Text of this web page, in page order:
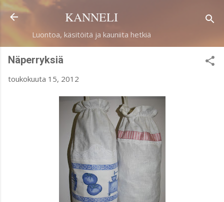
Siirry pääsisältöön
KANNELI
Luontoa, käsitöitä ja kauniita hetkiä
Näperryksiä
toukokuuta 15, 2012